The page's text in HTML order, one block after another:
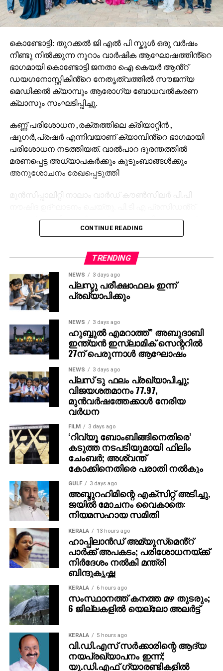
കൊണ്ടോട്ടി: തുറക്കൽ ജി എൽ പി സ്കൂൾ ഒരു വർഷം
നീണ്ടു നിൽക്കുന്ന നൂറാം വാർഷിക ആഘോഷത്തിൻ്റെ
ഭാഗമായി കൊണ്ടോട്ടി ജനതാ ഐ കെയർ ആൻ്റ്
ഡയഗനോസ്റ്റികിൻ്റെ നേതൃത്വത്തിൽ സൗജന്യ
മെഡിക്കൽ ക്യാമ്പും ആരോഗ്യ ബോധവൽകരണ
ക്ലാസും സംഘടിപ്പിച്ചു.
കണ്ണ് പരിശോധന ,രക്തത്തിലെ ക്രിയാറ്റിൻ ,
ഷുഗർ,പ്രഷർ എന്നിവയാണ് ക്യാമ്പിൻ്റെ ഭാഗമായി
പരിശോധന നടത്തിയത്. വാൽപാറ ദുരന്തത്തിൽ
മരണപ്പെട്ട അധ്യാപകർക്കും കുടുംബാങ്ങൾക്കും
അനുശോചനം രേഖപ്പെടുത്തി
മുൻസിപ്പാലിറ്റി നാലാം വാർഡ് കൗൺസിലർ പി.പി
റസാഖ് പാണ്ടിക്കാടൻ അധ്യക്ഷത വഹിച്ചു. വൈസ്
പ്രസിഡൻ്റ് പി. പി. എ ഖയ്യൂം എസ് എം
മാസ്റ്റർ,സുരേഷ് മാസ്റ്റർ ബാലചന്ദ്രൻ മാസ്റ്റർ
എരഞ്ഞിക്കൽ മാനുട്ടി ,ടി പി അസ്ലം , ടി പി അഫ്സൽ
ബാബു,പള്ളത്തിൽ അഷ്റഫ് , മധുസൂദനൻ മാസ്റ്റർ ,
മാട്ടറ ആമിന ,മുതാംസ് ടീച്ചർ പ്രസംഗിച്ചു.
CONTINUE READING
TRENDING
NEWS 3 days ago
പ്ലസ്ടു പരീക്ഷാഫലം ഇന്ന്
പ്രഖ്യാപിക്കും
NEWS 3 days ago
ഹുബ്ബുല്‍ എമറാത്ത്” അബുദാബി
ഇന്ത്യന്‍ ഇസ്ലാമിക് സെന്ററില്‍
27ന് പെരുന്നാള്‍ ആഘോഷം
NEWS 3 days ago
പ്ലസ് ടു ഫലം പ്രഖ്യാപിച്ചു;
വിജയശതമാനം 77.97,
മുൻവർഷത്തേക്കാൾ നേരിയ
വർധന
FILM 3 days ago
‘റിവ്യൂ ബോംബിങ്ങിനെതിരെ’
കടുത്ത നടപടിയുമായി ഫിലിം
ചേംബര്‍; അശ്വന്ത്
കോക്കിനെതിരെ പരാതി നല്‍കും
GULF 3 days ago
അബ്ദുറഹിമിന്റെ എക്‌സിറ്റ് അടിച്ചു,
ജയില്‍ മോചനം വൈകാതെ:
നിയമസഹായ സമിതി
KERALA 13 hours ago
ഹാപ്പിലാന്‍ഡ് അമ്യൂസ്‌മെൻ്റ്
പാര്‍ക്ക് അപകടം; പരിശോധനയ്ക്ക്
നിര്‍ദേശം നല്‍കി മന്ത്രി
ബിന്ദുകൃഷ്ണ
KERALA 6 hours ago
സംസ്ഥാനത്ത് കനത്ത മഴ തുടരും;
6 ജില്ലകളില്‍ യെല്ലോ അലര്‍ട്ട്
KERALA 5 hours ago
വി.ഡി.എസ് സര്‍ക്കാരിന്റെ ആദ്യ
നയപ്രഖ്യാപനം ഇന്ന്;
യു.ഡി.എഫ് ഗ്യാരണ്ടികളില്‍